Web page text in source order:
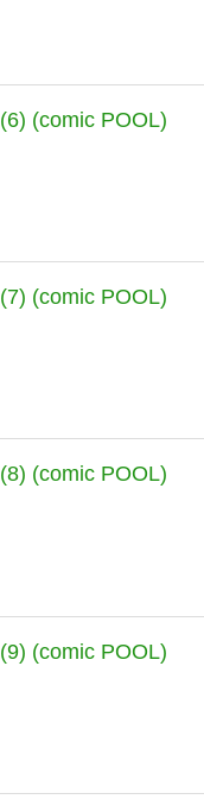
(comic POOL)
(comic POOL)
(comic POOL)
(comic POOL)